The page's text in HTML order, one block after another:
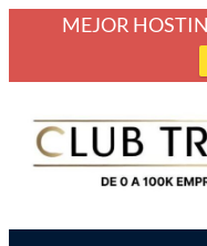
MEJOR
contenido
Club
Club de